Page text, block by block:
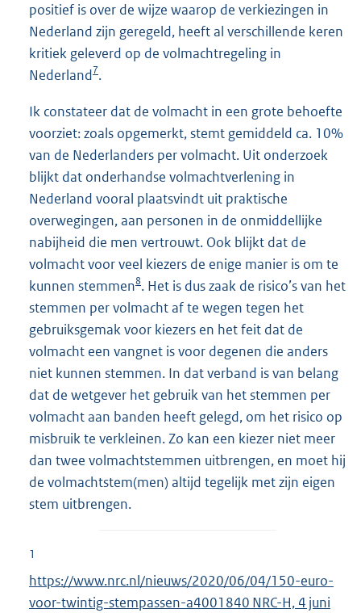
positief is over de wijze waarop de verkiezingen in
Nederland zijn geregeld, heeft al verschillende keren
kritiek geleverd op de volmachtregeling in
Nederland7.
Ik constateer dat de volmacht in een grote behoefte
voorziet: zoals opgemerkt, stemt gemiddeld ca. 10%
van de Nederlanders per volmacht. Uit onderzoek
blijkt dat onderhandse volmachtverlening in
Nederland vooral plaatsvindt uit praktische
overwegingen, aan personen in de onmiddellijke
nabijheid die men vertrouwt. Ook blijkt dat de
volmacht voor veel kiezers de enige manier is om te
kunnen stemmen8. Het is dus zaak de risico’s van het
stemmen per volmacht af te wegen tegen het
gebruiksgemak voor kiezers en het feit dat de
volmacht een vangnet is voor degenen die anders
niet kunnen stemmen. In dat verband is van belang
dat de wetgever het gebruik van het stemmen per
volmacht aan banden heeft gelegd, om het risico op
misbruik te verkleinen. Zo kan een kiezer niet meer
dan twee volmachtstemmen uitbrengen, en moet hij
de volmachtstem(men) altijd tegelijk met zijn eigen
stem uitbrengen.
1
E
x
https://www.nrc.nl/nieuws/2020/06/04/150-euro-
voor-twintig-stempassen-a4001840 NRC-H, 4 juni